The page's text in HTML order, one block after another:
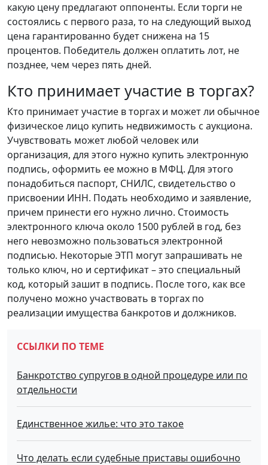
какую цену предлагают оппоненты. Если торги не
состоялись с первого раза, то на следующий выход
цена гарантированно будет снижена на 15
процентов. Победитель должен оплатить лот, не
позднее, чем через пять дней.
Кто принимает участие в торгах?
Кто принимает участие в торгах и может ли обычное
физическое лицо купить недвижимость с аукциона.
Учувствовать может любой человек или
организация, для этого нужно купить электронную
подпись, оформить ее можно в МФЦ. Для этого
понадобиться паспорт, СНИЛС, свидетельство о
присвоении ИНН. Подать необходимо и заявление,
причем принести его нужно лично. Стоимость
электронного ключа около 1500 рублей в год, без
него невозможно пользоваться электронной
подписью. Некоторые ЭТП могут запрашивать не
только ключ, но и сертификат – это специальный
код, который зашит в подпись. После того, как все
получено можно участвовать в торгах по
реализации имущества банкротов и должников.
ССЫЛКИ ПО ТЕМЕ
Банкротство супругов в одной процедуре или по
отдельности
Единственное жилье: что это такое
Что делать если судебные приставы ошибочно